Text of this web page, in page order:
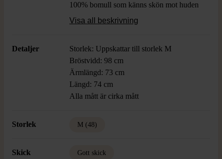
100% bomull som känns skön mot huden
och ger ett avslappnat men ändå dressat
Visa all beskrivning
Detaljer
Storlek: Uppskattar till storlek M
Bröstvidd: 98 cm
Ärmlängd: 73 cm
Längd: 74 cm
Alla mått är cirka mått
Storlek M (48)
Skick Gott skick